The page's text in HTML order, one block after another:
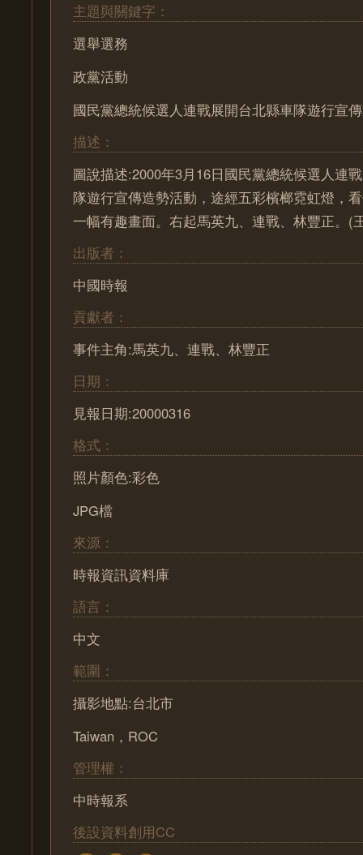
主題與關鍵字：
選舉選務
政黨活動
國民黨總統候選人連戰展開台北縣車隊遊行宣
描述：
圖說描述:2000年3月16日國民黨總統候選人連
隊遊行宣傳造勢活動，途經五彩檳榔霓虹燈，
一幅有趣畫面。右起馬英九、連戰、林豐正。(
出版者：
中國時報
貢獻者：
事件主角:馬英九、連戰、林豐正
日期：
見報日期:20000316
格式：
照片顏色:彩色
JPG檔
來源：
時報資訊資料庫
語言：
中文
範圍：
攝影地點:台北市
Taiwan，ROC
管理權：
中時報系
後設資料創用CC